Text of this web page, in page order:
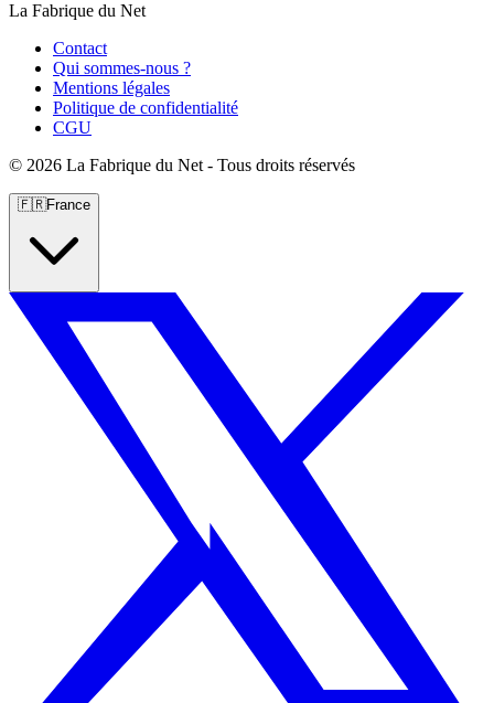
La Fabrique du Net
Contact
Qui sommes-nous ?
Mentions légales
Politique de confidentialité
CGU
© 2026 La Fabrique du Net - Tous droits réservés
🇫🇷France